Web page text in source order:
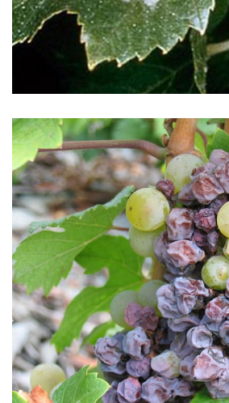
XPERT CURYGEN
AZUMO
LEGADO